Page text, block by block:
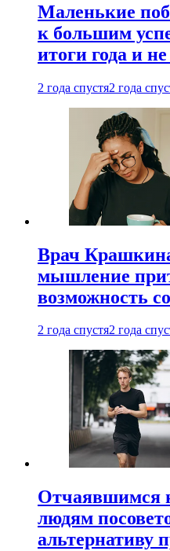
Маленькие
к большим
итоги года и
2 года спустя2 года
Врач
мышление
возможность
2 года спустя2 года
Отчаявшимся
людям
альтернативу